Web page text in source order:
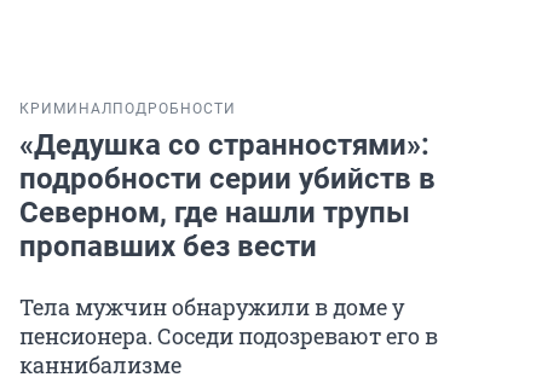
КРИМИНАЛ ПОДРОБНОСТИ
«Дедушка со странностями»:
подробности серии убийств в
Северном, где нашли трупы
пропавших без вести
Тела мужчин обнаружили в доме у
пенсионера. Соседи подозревают его в
каннибализме